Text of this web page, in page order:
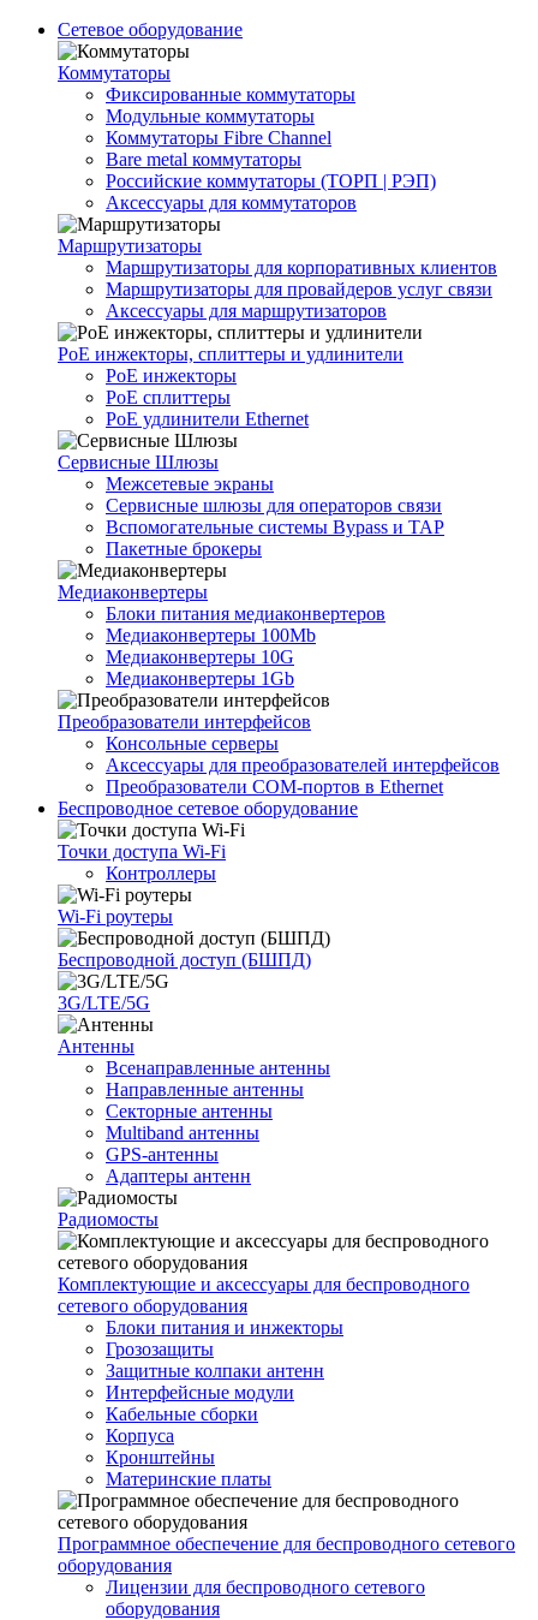
Сетевое оборудование
Коммутаторы
Фиксированные коммутаторы
Модульные коммутаторы
Коммутаторы Fibre Channel
Bare metal коммутаторы
Российские коммутаторы (ТОРП | РЭП)
Аксессуары для коммутаторов
Маршрутизаторы
Маршрутизаторы для корпоративных клиентов
Маршрутизаторы для провайдеров услуг связи
Аксессуары для маршрутизаторов
PoE инжекторы, сплиттеры и удлинители
PoE инжекторы
PoE сплиттеры
PoE удлинители Ethernet
Сервисные Шлюзы
Межсетевые экраны
Сервисные шлюзы для операторов связи
Вспомогательные системы Bypass и TAP
Пакетные брокеры
Медиаконвертеры
Блоки питания медиаконвертеров
Медиаконвертеры 100Mb
Медиаконвертеры 10G
Медиаконвертеры 1Gb
Преобразователи интерфейсов
Консольные серверы
Аксессуары для преобразователей интерфейсов
Преобразователи COM-портов в Ethernet
Беспроводное сетевое оборудование
Точки доступа Wi-Fi
Контроллеры
Wi-Fi роутеры
Беспроводной доступ (БШПД)
3G/LTE/5G
Антенны
Всенаправленные антенны
Направленные антенны
Секторные антенны
Multiband антенны
GPS-антенны
Адаптеры антенн
Радиомосты
Комплектующие и аксессуары для беспроводного
сетевого оборудования
Блоки питания и инжекторы
Грозозащиты
Защитные колпаки антенн
Интерфейсные модули
Кабельные сборки
Корпуса
Кронштейны
Материнские платы
Программное обеспечение для беспроводного сетевого
оборудования
Лицензии для беспроводного сетевого
оборудования